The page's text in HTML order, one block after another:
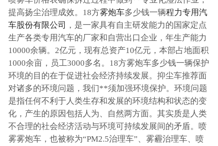
提高扬尘治理成效。18方雾炮车多少钱一辆程力专用汽
车股份有限公司 ，是一家具有自主研发能力的国家定点
生产各类专用汽车的厂家和自营出口企业，年生产能力
10000余辆。2亿元，现有总资产10亿元，本部占地面积
1000余亩，员工3000多名。18方雾炮车多少钱一辆保护
环境的目的在于促进社会经济持续发展。抑尘车推荐面
对诸多的环境问题，我们**须加强环境保护。环境问题
是指任何不利于人类生存和发展的环境结构和状态的变
化，产生的原因包括人为、自然两方面。其实质是人类
不合理的社会经济活动与环境可持续发展间的矛盾。喷
雾雾炮车，也被称为“PM2.5治理车”、雾霾治理车、喷